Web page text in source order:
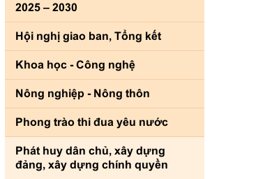
- CON NGƯỜI LÀ TRUNG TÂM -
2025 – 2030
Hội nghị giao ban, Tổng kết
Khoa học - Công nghệ
Nông nghiệp - Nông thôn
Phong trào thi đua yêu nước
Phát huy dân chủ, xây dựng
đảng, xây dựng chính quyền